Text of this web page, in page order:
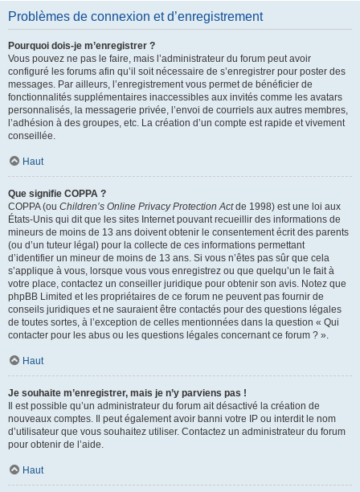
Problèmes de connexion et d’enregistrement
Pourquoi dois-je m’enregistrer ?
Vous pouvez ne pas le faire, mais l’administrateur du forum peut avoir
configuré les forums afin qu’il soit nécessaire de s’enregistrer pour poster des
messages. Par ailleurs, l’enregistrement vous permet de bénéficier de
fonctionnalités supplémentaires inaccessibles aux invités comme les avatars
personnalisés, la messagerie privée, l’envoi de courriels aux autres membres,
l’adhésion à des groupes, etc. La création d’un compte est rapide et vivement
conseillée.
Haut
Que signifie COPPA ?
COPPA (ou Children’s Online Privacy Protection Actde 1998) est une loi aux
États-Unis qui dit que les sites Internet pouvant recueillir des informations de
mineurs de moins de 13 ans doivent obtenir le consentement écrit des parents
(ou d’un tuteur légal) pour la collecte de ces informations permettant
d’identifier un mineur de moins de 13 ans. Si vous n’êtes pas sûr que cela
s’applique à vous, lorsque vous vous enregistrez ou que quelqu’un le fait à
votre place, contactez un conseiller juridique pour obtenir son avis. Notez que
phpBB Limited et les propriétaires de ce forum ne peuvent pas fournir de
conseils juridiques et ne sauraient être contactés pour des questions légales
de toutes sortes, à l’exception de celles mentionnées dans la question « Qui
contacter pour les abus ou les questions légales concernant ce forum ? ».
Haut
Je souhaite m’enregistrer, mais je n’y parviens pas !
Il est possible qu’un administrateur du forum ait désactivé la création de
nouveaux comptes. Il peut également avoir banni votre IP ou interdit le nom
d’utilisateur que vous souhaitez utiliser. Contactez un administrateur du forum
pour obtenir de l’aide.
Haut